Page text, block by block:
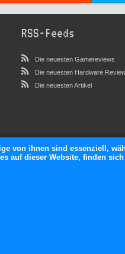
RSS-Feeds
Die neuesten Gamereviews
Die neuesten Hardware
Die neuesten Artikel
von ihnen sind essenziell,
auf dieser Website, finden